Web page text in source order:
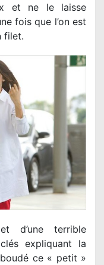
et ne le laisse
fois que l’on est
filet.
d’une terrible
expliquant la
ce « petit »